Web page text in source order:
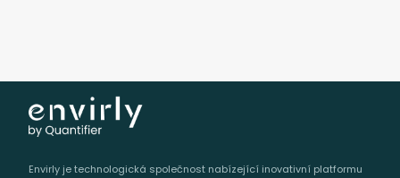
Envirly je technologická společnost nabízející inovativní platformu